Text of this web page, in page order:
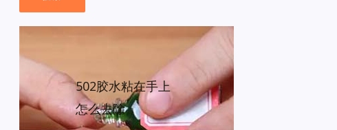
502胶水粘在手上
怎么去除